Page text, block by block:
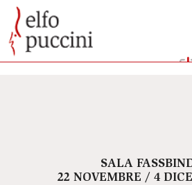
SALA
22 NOVEMBRE / 4